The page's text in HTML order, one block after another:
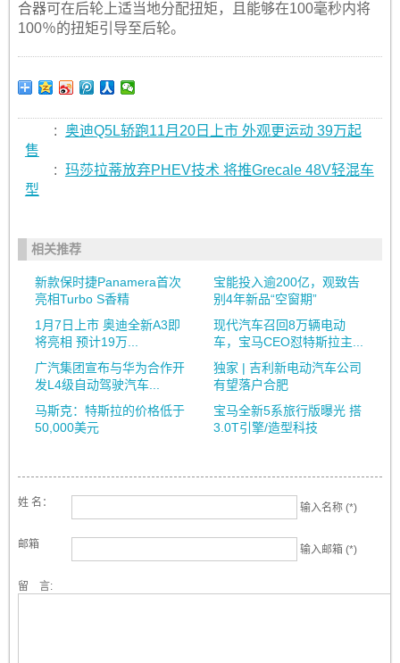
合器可在后轮上适当地分配扭矩，且能够在100毫秒内将
100％的扭矩引导至后轮。
: 奥迪Q5L轿跑11月20日上市 外观更运动 39万起
售
: 玛莎拉蒂放弃PHEV技术 将推Grecale 48V轻混车
型
相关推荐
新款保时捷Panamera首次
亮相Turbo S香精
宝能投入逾200亿，观致告
别4年新品“空窗期”
1月7日上市 奥迪全新A3即
将亮相 预计19万...
现代汽车召回8万辆电动
车，宝马CEO怼特斯拉主...
广汽集团宣布与华为合作开
发L4级自动驾驶汽车...
独家 | 吉利新电动汽车公司
有望落户合肥
马斯克：特斯拉的价格低于
50,000美元
宝马全新5系旅行版曝光 搭
3.0T引擎/造型科技
姓 名： 输入名称 (*)
邮箱 输入邮箱 (*)
留 言: